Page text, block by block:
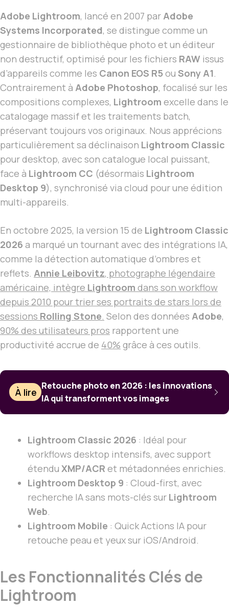
Adobe Lightroom, lancé en 2007 par Adobe
Systems Incorporated, se distingue comme un
gestionnaire de bibliothèque photo et un éditeur
non destructif, optimisé pour les fichiers RAW issus
d’appareils comme les Canon EOS R5ou Sony A1.
Contrairement à Adobe Photoshop, focalisé sur les
compositions complexes, Lightroom excelle dans le
catalogage massif et les traitements batch,
préservant toujours vos originaux. Nous apprécions
particulièrement sa déclinaison Lightroom Classic
pour desktop, avec son catalogue local puissant,
face à Lightroom CC (désormais Lightroom
Desktop 9), synchronisé via cloud pour une édition
multi-appareils.
En octobre 2025, la version 15 de Lightroom Classic
2026 a marqué un tournant avec des intégrations IA,
comme la détection automatique d’ombres et
reflets. Annie Leibovitz, photographe légendaire
américaine, intègre Lightroom dans son workflow
depuis 2010 pour trier ses portraits de stars lors de
sessions Rolling Stone. Selon des données Adobe,
90% des utilisateurs pros rapportent une
productivité accrue de 40% grâce à ces outils.
À lire
Retouche photo en 2026 : les innovations
IA qui transforment vos images
Lightroom Classic 2026 : Idéal pour
workflows desktop intensifs, avec support
étendu XMP/ACR et métadonnées enrichies.
Lightroom Desktop 9 : Cloud-first, avec
recherche IA sans mots-clés sur Lightroom
Web.
Lightroom Mobile : Quick Actions IA pour
retouche peau et yeux sur iOS/Android.
Les Fonctionnalités Clés de
Lightroom